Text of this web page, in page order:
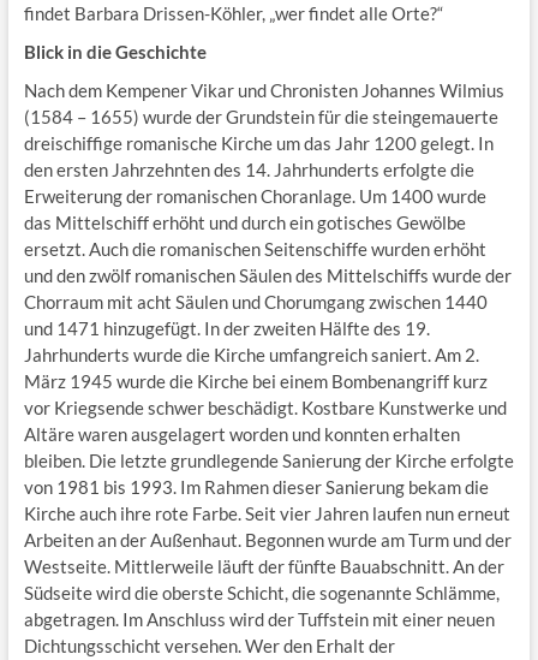
findet Barbara Drissen-Köhler, „wer findet alle Orte?“
Blick in die Geschichte
Nach dem Kempener Vikar und Chronisten Johannes Wilmius
(1584 – 1655) wurde der Grundstein für die steingemauerte
dreischiffige romanische Kirche um das Jahr 1200 gelegt. In
den ersten Jahrzehnten des 14. Jahrhunderts erfolgte die
Erweiterung der romanischen Choranlage. Um 1400 wurde
das Mittelschiff erhöht und durch ein gotisches Gewölbe
ersetzt. Auch die romanischen Seitenschiffe wurden erhöht
und den zwölf romanischen Säulen des Mittelschiffs wurde der
Chorraum mit acht Säulen und Chorumgang zwischen 1440
und 1471 hinzugefügt. In der zweiten Hälfte des 19.
Jahrhunderts wurde die Kirche umfangreich saniert. Am 2.
März 1945 wurde die Kirche bei einem Bombenangriff kurz
vor Kriegsende schwer beschädigt. Kostbare Kunstwerke und
Altäre waren ausgelagert worden und konnten erhalten
bleiben. Die letzte grundlegende Sanierung der Kirche erfolgte
von 1981 bis 1993. Im Rahmen dieser Sanierung bekam die
Kirche auch ihre rote Farbe. Seit vier Jahren laufen nun erneut
Arbeiten an der Außenhaut. Begonnen wurde am Turm und der
Westseite. Mittlerweile läuft der fünfte Bauabschnitt. An der
Südseite wird die oberste Schicht, die sogenannte Schlämme,
abgetragen. Im Anschluss wird der Tuffstein mit einer neuen
Dichtungsschicht versehen. Wer den Erhalt der